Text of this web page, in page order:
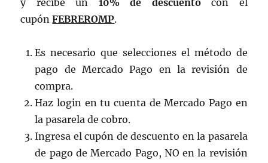
y recibe un 10% de descuentocon el
cupónFEBREROMP.
Es necesario que selecciones el método de
pago de Mercado Pago en la revisión de
compra.
Haz login en tu cuenta de Mercado Pago en
la pasarela de cobro.
Ingresa el cupón de descuento en la pasarela
de pago de Mercado Pago, NO en la revisión